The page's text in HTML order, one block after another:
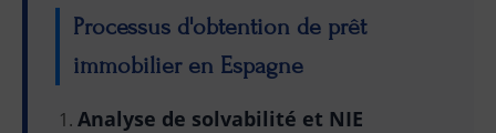
Processus d'obtention de prêt
immobilier en Espagne
Analyse de solvabilité et NIE